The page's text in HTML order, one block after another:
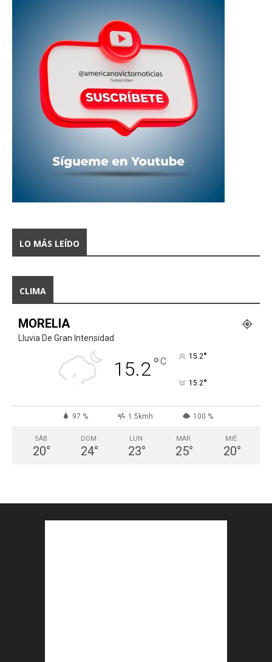
LO MÁS LEÍDO
CLIMA
MORELIA
Lluvia De Gran Intensidad
15.2°C 15.2°
15.2°
97 % 1.5kmh 100 %
SÁB
20°
DOM
24°
LUN
23°
MAR
25°
MIÉ
20°